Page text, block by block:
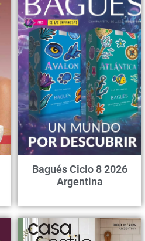
Bagués Ciclo 8 2026
Argentina